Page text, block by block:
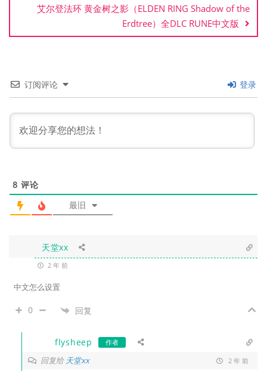
艾尔登法环 黄金树之影（ELDEN RING Shadow of the
Erdtree）全DLC RUNE中文版
订阅评论 登录
8 评论
最旧
天堂xx
2 年 前
中文怎么设置
0 回复
flysheep 作者
回复给 天堂xx 2 年 前